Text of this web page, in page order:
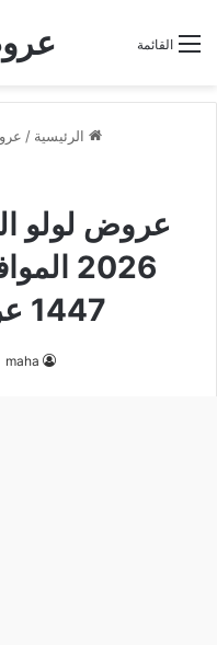
القائمة
الرئيسية /
1447 عروض الطازج
maha